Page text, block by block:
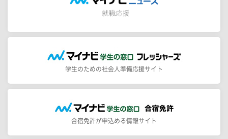
学生のための社会人準備応援サイト
合宿免許が申込める情報サイト